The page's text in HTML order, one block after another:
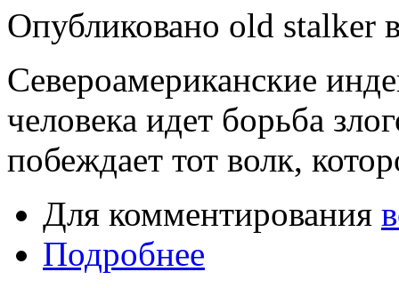
Опубликовано old stalker
Североамериканские
человека идет борьба
побеждает тот волк,
Для комментирования
Подробнее